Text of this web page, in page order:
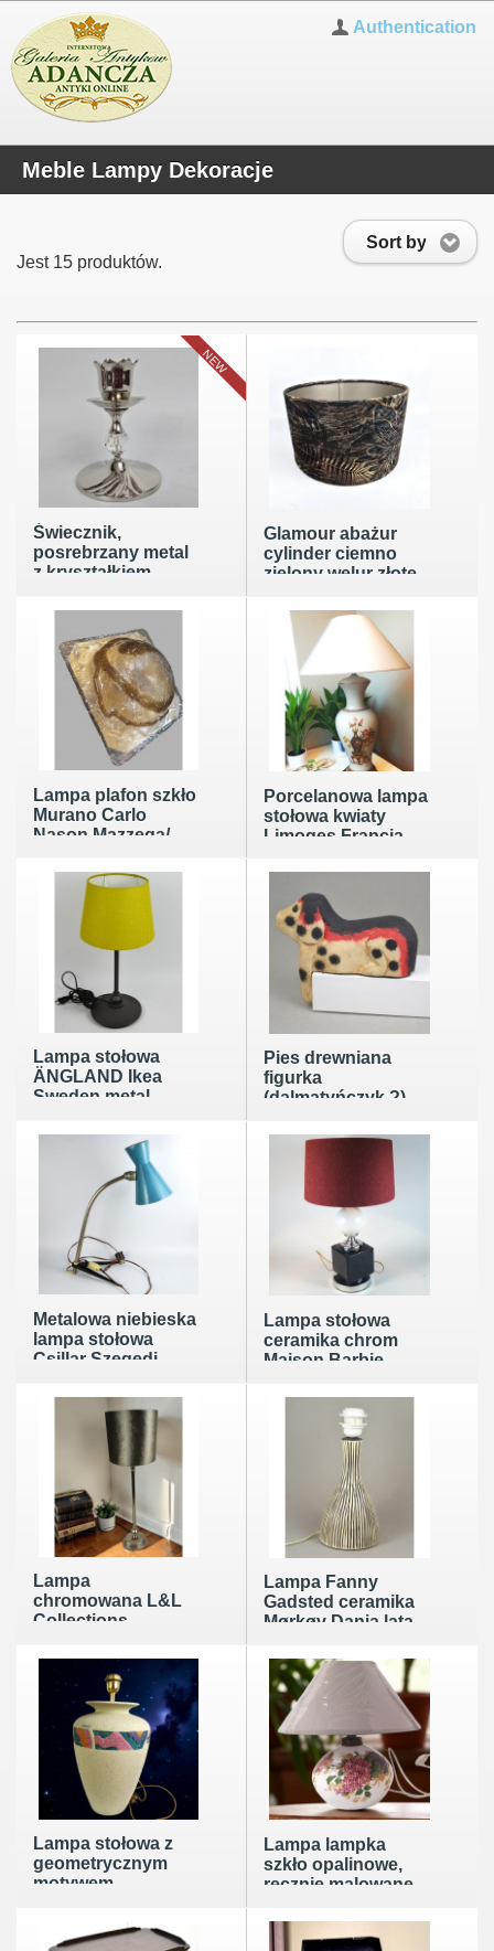
Authentication
Meble Lampy Dekoracje
Sort by
Jest 15 produktów.
Świecznik,
posrebrzany metal
z kryształkiem,
koniec XXw
wys.9,5cm
NEW
Glamour abażur
cylinder ciemno
zielony welur złote
Lampa plafon szkło
Murano Carlo
Nason Mazzega/
lata 60/70te
Porcelanowa lampa
stołowa kwiaty
Limoges Francja
Lampa stołowa
ÄNGLAND Ikea
Sweden metal
Pies drewniana
figurka
(dalmatyńczyk ?)
Norfolk
Metalowa niebieska
lampa stołowa
Csillar Szegedi.
Lampa stołowa
ceramika chrom
Maison Barbie
50/64cm
Lampa
chromowana L&L
Collections
80/90te abażur
nowy
Lampa Fanny
Gadsted ceramika
Mørkøv Dania lata
Lampa stołowa z
geometrycznym
motywem
Lampa lampka
szkło opalinowe,
ręcznie malowane